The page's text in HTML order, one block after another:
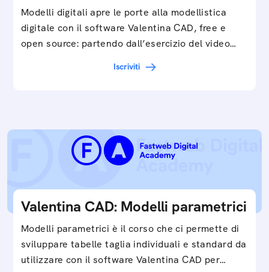
Modelli digitali apre le porte alla modellistica
digitale con il software Valentina CAD, free e
open source: partendo dall’esercizio del video…
Iscriviti
Valentina CAD: Modelli parametrici
Modelli parametrici è il corso che ci permette di
sviluppare tabelle taglia individuali e standard da
utilizzare con il software Valentina CAD per…